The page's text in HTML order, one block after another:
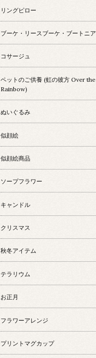
リングピロー
ブーケ・リースブーケ・ブートニア
コサージュ
ペットのご供養 (虹の彼方 Over the
Rainbow)
ぬいぐるみ
似顔絵
似顔絵商品
ソープフラワー
キャンドル
クリスマス
秋冬アイテム
テラリウム
お正月
フラワーアレンジ
プリントマグカップ